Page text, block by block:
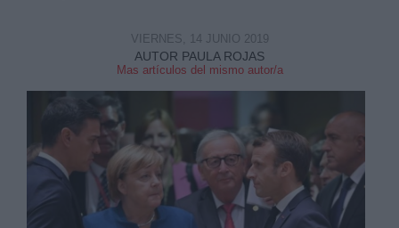
AUTOR PAULA ROJAS
Mas artículos del mismo autor/a
VIERNES, 14 JUNIO 2019